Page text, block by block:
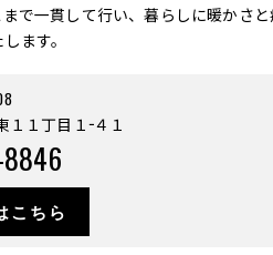
で一貫して行い、暮らしに暖かさ
ます。
１丁目１−４１
こちら